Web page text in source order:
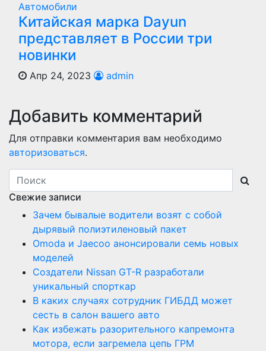
Автомобили
Китайская марка Dayun
представляет в России три
новинки
Апр 24, 2023 admin
Добавить комментарий
Для отправки комментария вам необходимо
авторизоваться.
Свежие записи
Зачем бывалые водители возят с собой
дырявый полиэтиленовый пакет
Оmoda и Jaecoo анонсировали семь новых
моделей
Создатели Nissan GT-R разработали
уникальный спорткар
В каких случаях сотрудник ГИБДД может
сесть в салон вашего авто
Как избежать разорительного капремонта
мотора, если загремела цепь ГРМ